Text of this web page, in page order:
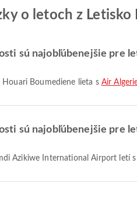
o letoch z
sú najobľúbenejšie pre
Houari Boumediene lieta s Air
sú najobľúbenejšie pre
Azikiwe International Airport letí